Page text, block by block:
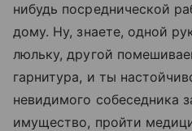
нибудь посреднической
дому. Ну, знаете, одной
люльку, другой
гарнитура, и ты
невидимого собеседника
имущество, пройти